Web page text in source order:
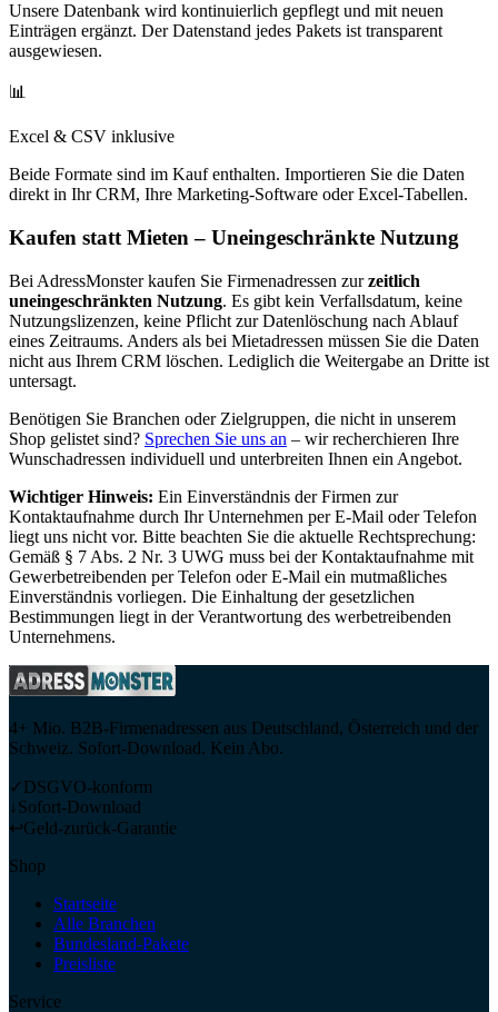
Unsere Datenbank wird kontinuierlich gepflegt und mit neuen
Einträgen ergänzt. Der Datenstand jedes Pakets ist transparent
ausgewiesen.
📊
Excel & CSV inklusive
Beide Formate sind im Kauf enthalten. Importieren Sie die Daten
direkt in Ihr CRM, Ihre Marketing-Software oder Excel-Tabellen.
Kaufen statt Mieten – Uneingeschränkte Nutzung
Bei AdressMonster kaufen Sie Firmenadressen zur zeitlich
uneingeschränkten Nutzung. Es gibt kein Verfallsdatum, keine
Nutzungslizenzen, keine Pflicht zur Datenlöschung nach Ablauf
eines Zeitraums. Anders als bei Mietadressen müssen Sie die Daten
nicht aus Ihrem CRM löschen. Lediglich die Weitergabe an Dritte ist
untersagt.
Benötigen Sie Branchen oder Zielgruppen, die nicht in unserem
Shop gelistet sind? Sprechen Sie uns an – wir recherchieren Ihre
Wunschadressen individuell und unterbreiten Ihnen ein Angebot.
Wichtiger Hinweis: Ein Einverständnis der Firmen zur
Kontaktaufnahme durch Ihr Unternehmen per E-Mail oder Telefon
liegt uns nicht vor. Bitte beachten Sie die aktuelle Rechtsprechung:
Gemäß § 7 Abs. 2 Nr. 3 UWG muss bei der Kontaktaufnahme mit
Gewerbetreibenden per Telefon oder E-Mail ein mutmaßliches
Einverständnis vorliegen. Die Einhaltung der gesetzlichen
Bestimmungen liegt in der Verantwortung des werbetreibenden
Unternehmens.
4+ Mio. B2B-Firmenadressen aus Deutschland, Österreich und der
Schweiz. Sofort-Download. Kein Abo.
✓ DSGVO-konform
↓Sofort-Download
↩Geld-zurück-Garantie
Shop
Startseite
Alle Branchen
Bundesland-Pakete
Preisliste
Service